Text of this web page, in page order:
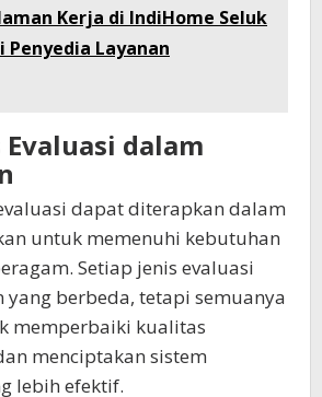
Kerja di IndiHome Seluk
Penyedia Layanan
Evaluasi dalam
dapat diterapkan dalam
untuk memenuhi kebutuhan
Setiap jenis evaluasi
berbeda, tetapi semuanya
memperbaiki kualitas
menciptakan sistem
lebih efektif.